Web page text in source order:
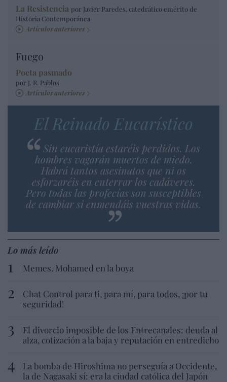
La Resistencia por Javier Paredes, catedrático emérito de
Historia Contemporánea
Artículos anteriores
Fuego
Poeta pasmado
por J. R. Pablos
Artículos anteriores
El Reinado Eucarístico
Sin eucaristía estaréis perdidos. Los
hombres vagarán muertos de miedo.
Habrá tantos asesinatos que ni os
esforzaréis en enterrar los cadáveres.
Pero todas las profecías son susceptibles
de cambiar si enmendáis vuestras vidas.
Lo más leído
Memes. Mohamed en la boya
Chat Control para ti, para mí, para todos, ¡por tu
seguridad!
El divorcio imposible de los Entrecanales: deuda al
alza, cotización a la baja y reputación en entredicho
La bomba de Hiroshima no perseguía a Occidente,
la de Nagasaki sí: era la ciudad católica del Japón